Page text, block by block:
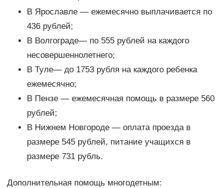
В Ярославле — ежемесячно выплачивается по
436 рублей;
В Волгограде— по 555 рублей на каждого
несовершеннолетнего;
В Туле— до 1753 рубля на каждого ребенка
ежемесячно;
В Пензе — ежемесячная помощь в размере 560
рублей;
В Нижнем Новгороде — оплата проезда в
размере 545 рублей, питание учащихся в
размере 731 рубль.
Дополнительная помощь многодетным: